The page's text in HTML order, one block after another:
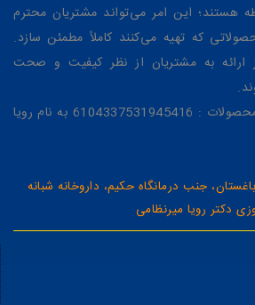
هستند؛ این امر می‌تواند مشتریان محترم
که تهیه می‌کنند کاملاً مطمئن سازد.
به مشتریان از نظر کیفیت و صحت
شماره کارت جهت خرید محصولات : 6104337531945416 به نام رویا
جنب درمانگاه حکیم، داروخانه شبانه
دکتر رویا میرنظامی